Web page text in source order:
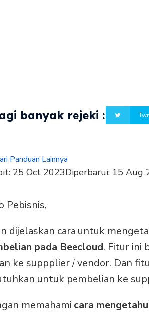
banyak rejeki :
Panduan Lainnya
25 Oct 2023Diperbarui: 15 Aug
Pebisnis,
dijelaskan cara untuk
pada Beecloud. Fitur ini
ke suppplier / vendor. Dan
untuk pembelian ke
memahami cara